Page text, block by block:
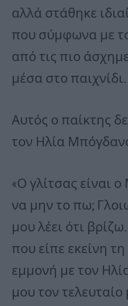
αλλά στάθηκε
που σύμφωνα με
από τις πιο
μέσα στο παιχνίδι.
Αυτός ο παίκτης
τον Ηλία
«Ο γλίτσας είναι
να μην το πω;
μου λέει ότι
που είπε εκείνη
εμμονή με τον
μου τον τελευταίο